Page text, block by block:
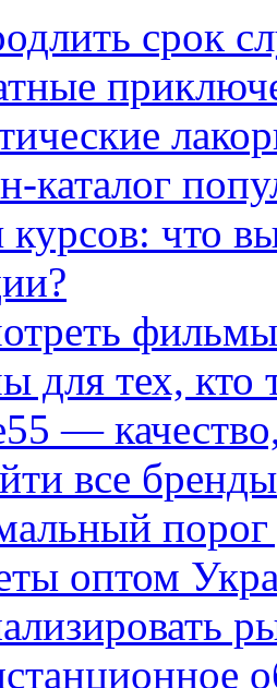
срок
каталог
что
для тех, кто
—
все
порог
оптом